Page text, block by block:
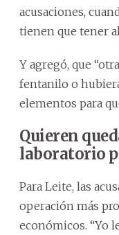
acusaciones,
tienen que tener
Y agregó, que
fentanilo o
elementos para
Quieren
laboratorio
Para Leite, las
operación más
económicos. “Yo